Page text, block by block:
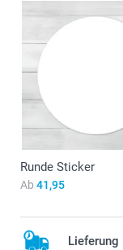
Runde Sticker
Ab 41,95
Lieferung